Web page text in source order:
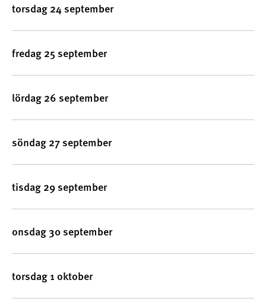
torsdag 24 september
fredag 25 september
lördag 26 september
söndag 27 september
tisdag 29 september
onsdag 30 september
torsdag 1 oktober